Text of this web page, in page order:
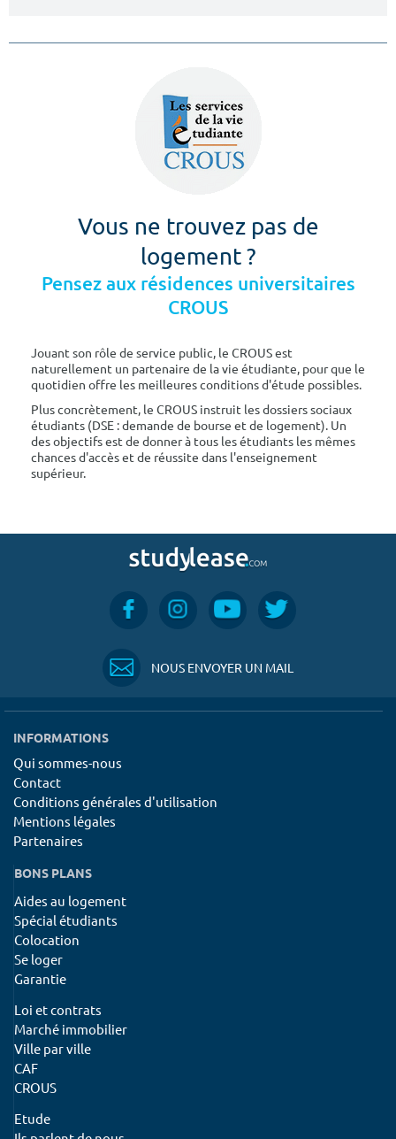
Vous ne trouvez pas de
logement ?
Pensez aux résidences universitaires
CROUS
Jouant son rôle de service public, le CROUS est
naturellement un partenaire de la vie étudiante, pour que le
quotidien offre les meilleures conditions d'étude possibles.
Plus concrètement, le CROUS instruit les dossiers sociaux
étudiants (DSE : demande de bourse et de logement). Un
des objectifs est de donner à tous les étudiants les mêmes
chances d'accès et de réussite dans l'enseignement
supérieur.
NOUS ENVOYER UN MAIL
INFORMATIONS
Qui sommes-nous
Contact
Conditions générales d'utilisation
Mentions légales
Partenaires
BONS PLANS
Aides au logement
Spécial étudiants
Colocation
Se loger
Garantie
Loi et contrats
Marché immobilier
Ville par ville
CAF
CROUS
Etude